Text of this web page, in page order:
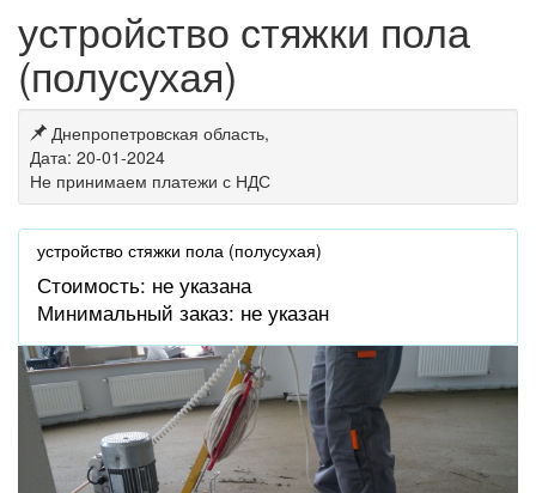
устройство стяжки пола
(полусухая)
Днепропетровская область,
Дата: 20-01-2024
Не принимаем платежи с НДС
устройство стяжки пола (полусухая)
Стоимость: не указана
Минимальный заказ: не указан